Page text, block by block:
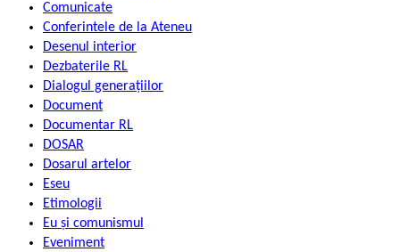
Comunicate
Conferintele de la Ateneu
Desenul interior
Dezbaterile RL
Dialogul generațiilor
Document
Documentar RL
DOSAR
Dosarul artelor
Eseu
Etimologii
Eu și comunismul
Eveniment